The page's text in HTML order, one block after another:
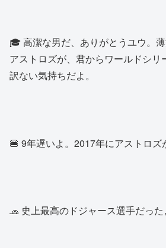
🎓 高潔な男だ、ありがとうユウ。
アストロズが、君からワールドシリ
訳ない気持ちだよ。
🍔 9年遅いよ。2017年にアストロズ
🧢 史上最高のドジャース選手だった